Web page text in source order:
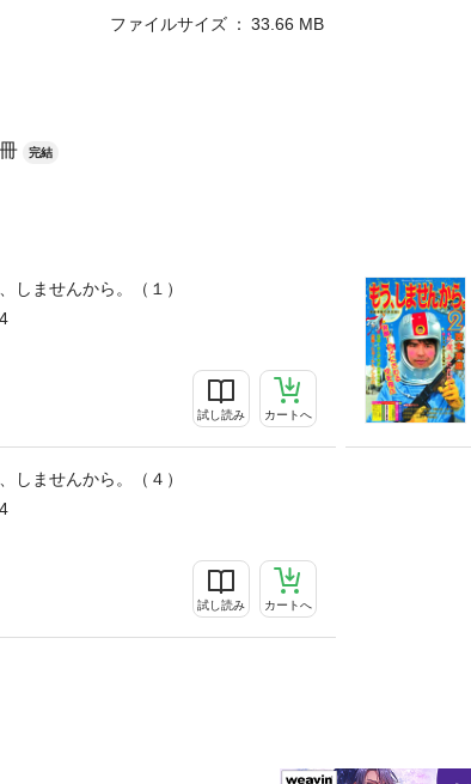
完結
しませんから。（１）
試し読み カートへ
しませんから。（４）
試し読み カートへ
ファイルサイズ
33.66 MB